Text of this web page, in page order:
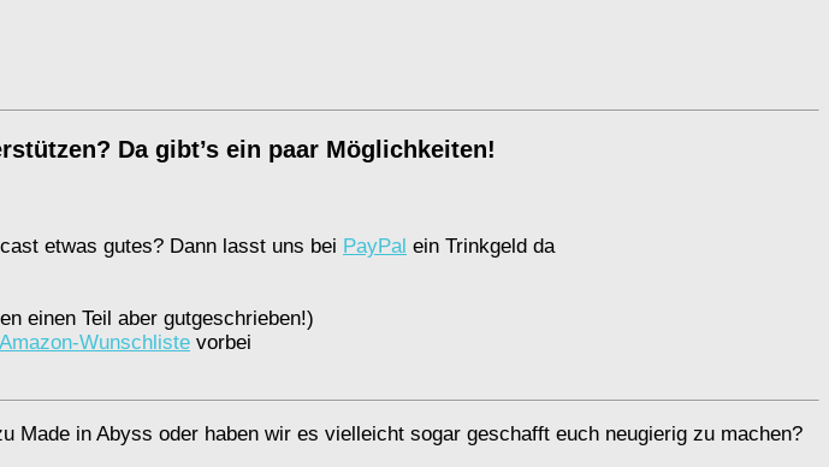
Da gibt’s ein paar Möglichkeiten!
etwas gutes? Dann lasst uns bei PayPal ein Trinkgeld da
einen Teil aber gutgeschrieben!)
Amazon-Wunschliste vorbei
in Abyss oder haben wir es vielleicht sogar geschafft euch neugierig zu machen?